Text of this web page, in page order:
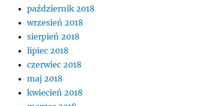
październik 2018
wrzesień 2018
sierpień 2018
lipiec 2018
czerwiec 2018
maj 2018
kwiecień 2018